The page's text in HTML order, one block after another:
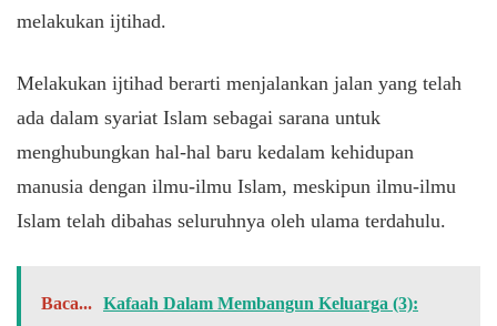
melakukan ijtihad.
Melakukan ijtihad berarti menjalankan jalan yang telah
ada dalam syariat Islam sebagai sarana untuk
menghubungkan hal-hal baru kedalam kehidupan
manusia dengan ilmu-ilmu Islam, meskipun ilmu-ilmu
Islam telah dibahas seluruhnya oleh ulama terdahulu.
Baca... Kafaah Dalam Membangun Keluarga (3):